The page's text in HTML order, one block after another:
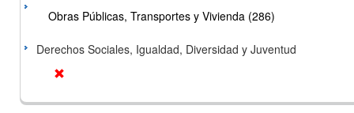
Obras Públicas, Transportes y Vivienda (286)
Derechos Sociales, Igualdad, Diversidad y Juventud